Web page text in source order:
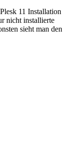
11 Installation
nicht installierte
sieht man den